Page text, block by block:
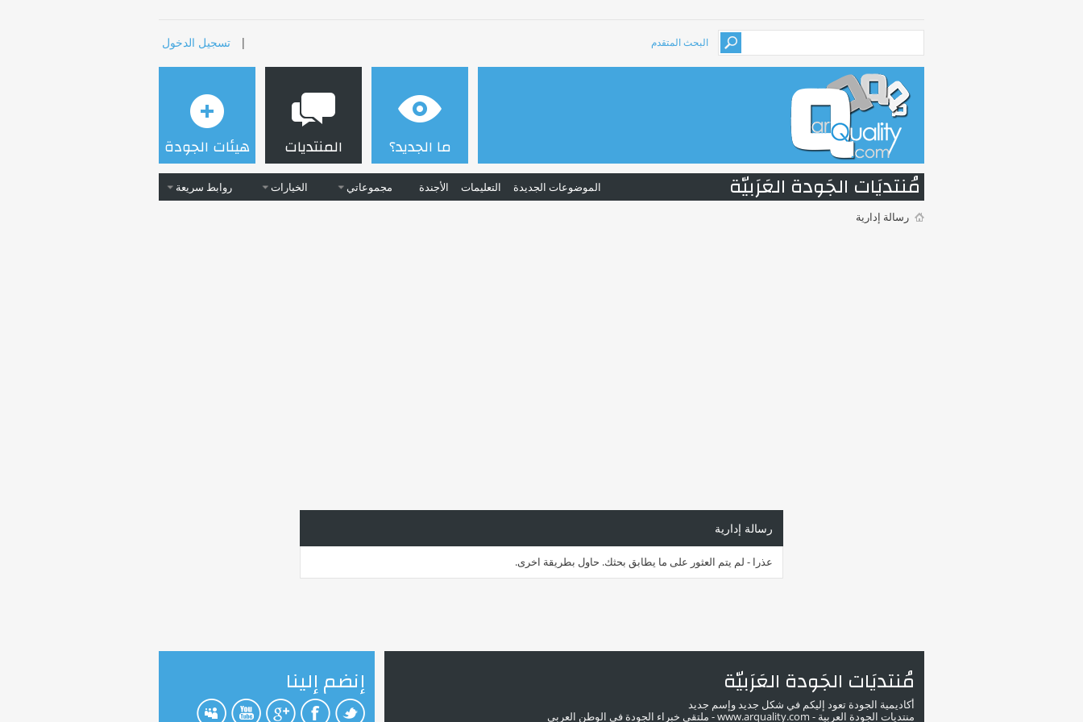
البحث المتقدم | تسجيل الدخول
ما الجديد؟ المنتديات
الموضوعات الجديدة التعليمات الأجندة مجموعاتي الخيارات روابط سريعة
هيئات الجودة
مُنتديَات الجَودة العَرَبيّة
رسالة إدارية
رسالة إدارية
عذرا - لم يتم العثور على ما يطابق بحثك. حاول بطريقة اخرى.
مُنتديَات الجَودة العَرَبيّة
أكاديمية الجودة تعود إليكم في شكل جديد وإسم جديد
منتديات الجودة العربية - www.arquality.com - ملتقى خبراء الجودة في الوطن العربي
إنضم إلينا